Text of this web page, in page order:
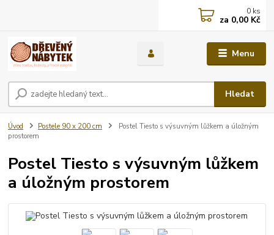
Menu
Hledat
0 ks
za 0,00 Kč
Úvod Postele 90 x 200 cm
Postel Tiesto s výsuvným lůžkem a úložným
prostorem
Postel Tiesto s výsuvným lůžkem
a úložným prostorem